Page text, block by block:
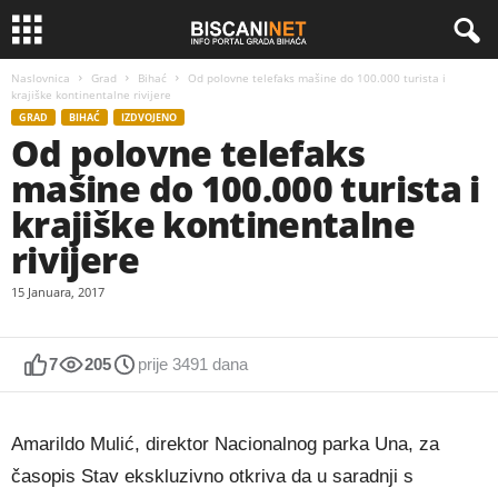
Naslovnica Grad Bihać
Od polovne telefaks mašine do 100.000 turista i
krajiške kontinentalne rivijere
GRAD BIHAĆ IZDVOJENO
Od polovne telefaks
mašine do 100.000 turista i
krajiške kontinentalne
rivijere
15 Januara, 2017
7 205 prije 3491 dana
Amarildo Mulić, direktor Nacionalnog parka Una, za
časopis Stav ekskluzivno otkriva da u saradnji s